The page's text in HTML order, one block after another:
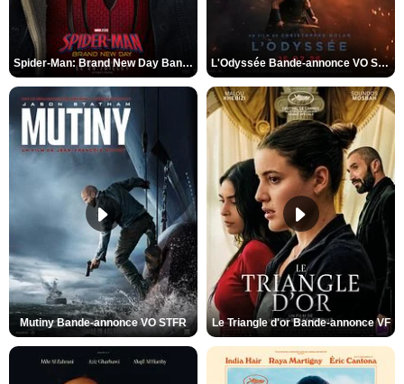
Spider-Man: Brand New Day Bande-annonce VO STFR L'Odyssée Bande-annonce VO STFR
Mutiny Bande-annonce VO STFR Le Triangle d'or Bande-annonce VF